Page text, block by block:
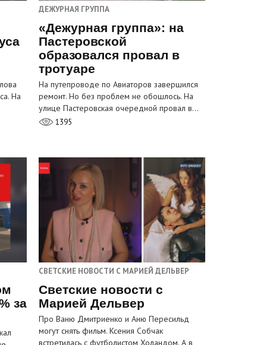
На
ДЕЖУРНАЯ ГРУППА
«Дежурная группа»: на
Пастеровской
образовался провал в
тротуаре
На путепроводе по Авиаторов завершился
ремонт. Но без проблем не обошлось. На
улице Пастеровская очередной провал в…
1395
за
СВЕТСКИЕ НОВОСТИ С МАРИЕЙ ДЕЛЬВЕР
Светские новости с
Марией Дельвер
Про Ваню Дмитриенко и Аню Пересильд
могут снять фильм. Ксения Собчак
встретилась с футболистом Холандом. А в